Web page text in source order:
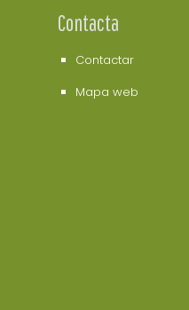
Contacta
Contactar
Mapa web